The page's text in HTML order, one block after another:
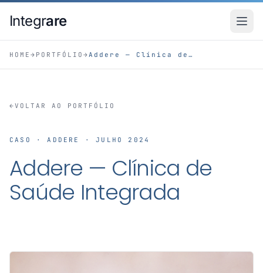
Integrare
HOME → PORTFÓLIO → Addere — Clínica de Saúde Integrada
←VOLTAR AO PORTFÓLIO
CASO · ADDERE · JULHO 2024
Addere — Clínica de
Saúde Integrada